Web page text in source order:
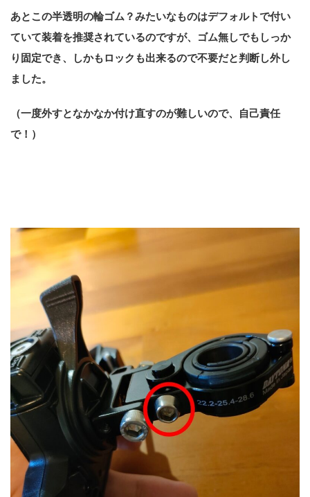
あとこの半透明の輪ゴム？みたいなものはデフォルトで付い
ていて装着を推奨されているのですが、ゴム無しでもしっか
り固定でき、しかもロックも出来るので不要だと判断し外し
ました。
（一度外すとなかなか付け直すのが難しいので、自己責任
で！）